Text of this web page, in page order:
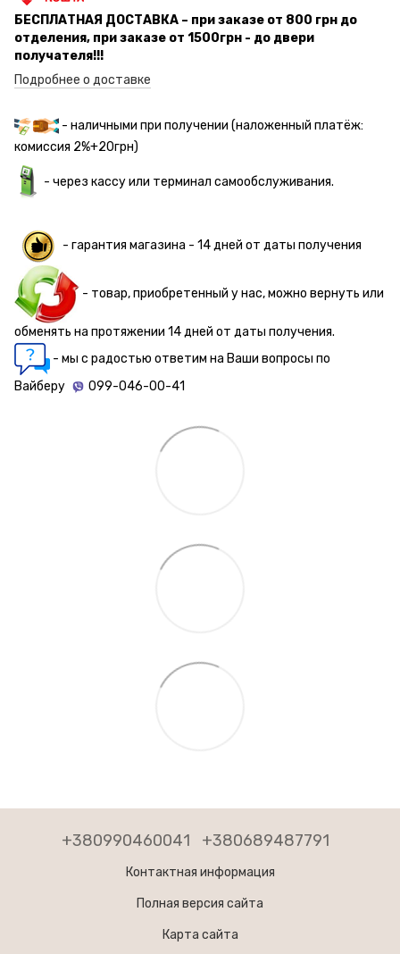
БЕСПЛАТНАЯ ДОСТАВКА – при заказе от 800 грн до
отделения, при заказе от 1500грн - до двери
получателя!!!
Подробнее о доставке
- наличными при получении (наложенный платёж:
комиссия 2%+20грн)
- через кассу или терминал самообслуживания.
- гарантия магазина - 14 дней от даты получения
- товар, приобретенный у нас, можно вернуть или
обменять на протяжении 14 дней от даты получения.
- мы с радостью ответим на Ваши вопросы по
Вайберу
099-046-00-41
+380990460041 +380689487791
Контактная информация
Полная версия сайта
Карта сайта